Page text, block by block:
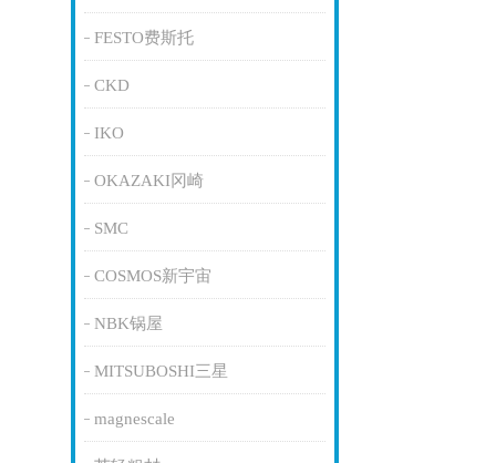
FESTO费斯托
CKD
IKO
OKAZAKI冈崎
SMC
COSMOS新宇宙
NBK锅屋
MITSUBOSHI三星
magnescale